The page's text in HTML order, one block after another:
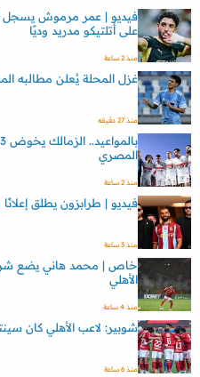
فيديو | عمر مرموش يسجل
على أتلتيكو مدريد وديًا
منذ 2 ساعة
غزل المحلة يُعلن مطالبه
منذ 27 دقيقه
المصري
منذ 2 ساعة
فيديو | طرابزون يطلق
منذ 3 ساعة
خاص | محمد هاني يضع
الأهلي
منذ 4 ساعة
شوبير: لاعب الأهلي كان
منذ 6 ساعة